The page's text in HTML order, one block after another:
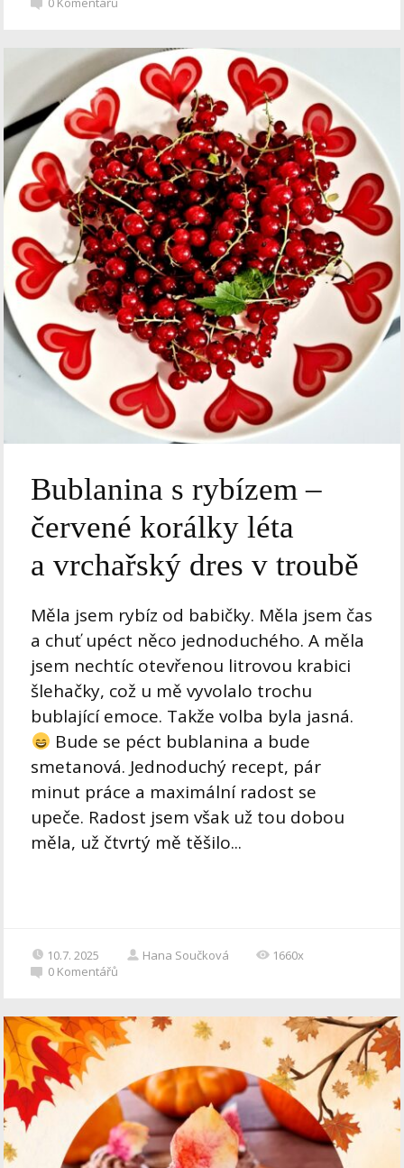
Bublanina s rybízem –
červené korálky léta
a vrchařský dres v troubě
Měla jsem rybíz od babičky. Měla jsem čas
a chuť upéct něco jednoduchého. A měla
jsem nechtíc otevřenou litrovou krabici
šlehačky, což u mě vyvolalo trochu
bublající emoce. Takže volba byla jasná.
Bude se péct bublanina a bude
smetanová. Jednoduchý recept, pár
minut práce a maximální radost se
upeče. Radost jsem však už tou dobou
měla, už čtvrtý mě těšilo...
10.7. 2025 Hana Součková
1660x
0 Komentářů